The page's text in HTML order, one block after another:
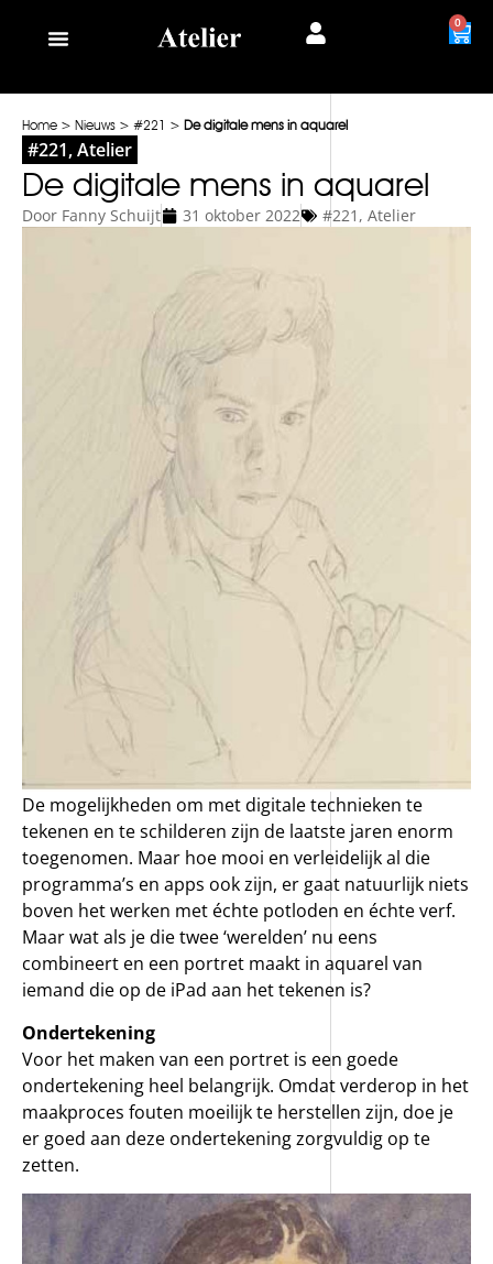
0
Home > Nieuws > #221 > De digitale mens in aquarel
#221,Atelier
De digitale mens in aquarel
Door Fanny Schuijt 31 oktober 2022 #221 , Atelier
De mogelijkheden om met digitale technieken te
tekenen en te schilderen zijn de laatste jaren enorm
toegenomen. Maar hoe mooi en verleidelijk al die
programma’s en apps ook zijn, er gaat natuurlijk niets
boven het werken met échte potloden en échte verf.
Maar wat als je die twee ‘werelden’ nu eens
combineert en een portret maakt in aquarel van
iemand die op de iPad aan het tekenen is?
Ondertekening
Voor het maken van een portret is een goede
ondertekening heel belangrijk. Omdat verderop in het
maakproces fouten moeilijk te herstellen zijn, doe je
er goed aan deze ondertekening zorgvuldig op te
zetten.